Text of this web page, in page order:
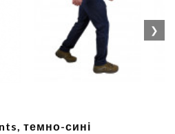
❯
темно-сині